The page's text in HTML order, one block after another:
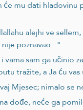
mu dati
alejhi ve
poznavao..."
vama sam ga
tražite, a Ja ću
Mjesec; nimalo se
dođe, neće ga